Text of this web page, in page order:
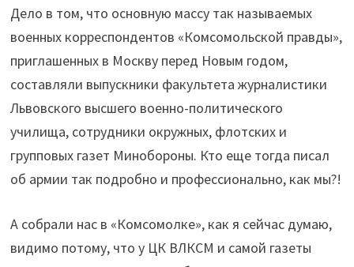
Дело в том, что основную массу так называемых
военных корреспондентов «Комсомольской правды»,
приглашенных в Москву перед Новым годом,
составляли выпускники факультета журналистики
Львовского высшего военно-политического
училища, сотрудники окружных, флотских и
групповых газет Минобороны. Кто еще тогда писал
об армии так подробно и профессионально, как мы?!
А собрали нас в «Комсомолке», как я сейчас думаю,
видимо потому, что у ЦК ВЛКСМ и самой газеты